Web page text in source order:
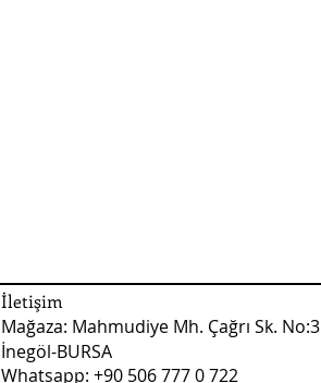
İletişim
Mağaza: Mahmudiye Mh. Çağrı Sk. No:3
İnegöl-BURSA
Whatsapp: +90 506 777 0 722